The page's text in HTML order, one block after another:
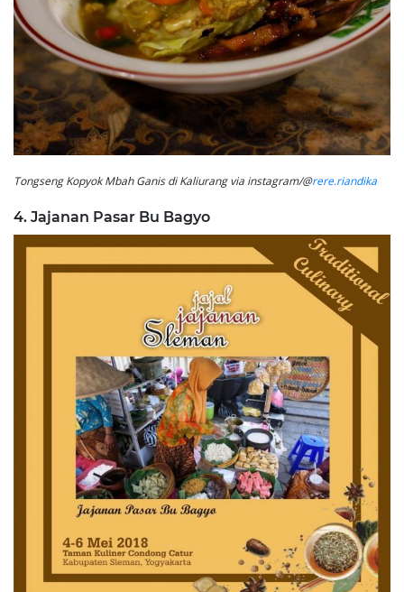
Tongseng Kopyok Mbah Ganis di Kaliurang via instagram/@rere.riandika
4. Jajanan Pasar Bu Bagyo